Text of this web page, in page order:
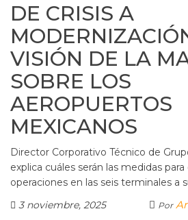
DE CRISIS A
VISIÓN DE LA
SOBRE LOS
AEROPUERTOS
MEXICANOS
Director Corporativo Técnico de
explica cuáles serán las medidas
operaciones en las seis terminales a
3 noviembre, 2025
Por